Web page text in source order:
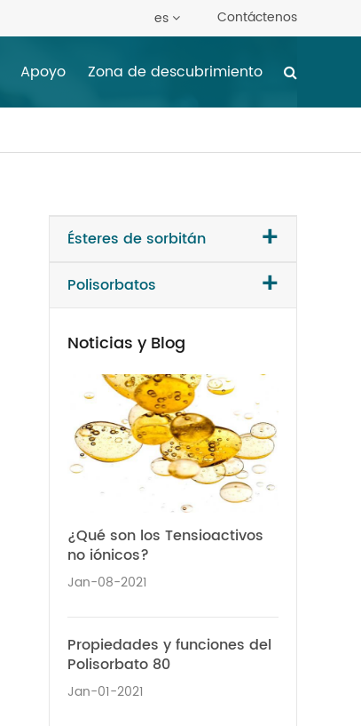
es Contáctenos
Apoyo Zona de descubrimiento
Ésteres de sorbitán +
Polisorbatos +
Noticias y Blog
¿Qué son los Tensioactivos
no iónicos?
Jan-08-2021
Propiedades y funciones del
Polisorbato 80
Jan-01-2021